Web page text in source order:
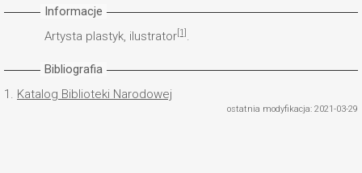
Informacje
Artysta plastyk, ilustrator [1] .
Bibliografia
1. Katalog Biblioteki Narodowej
ostatnia modyfikacja: 2021-03-29